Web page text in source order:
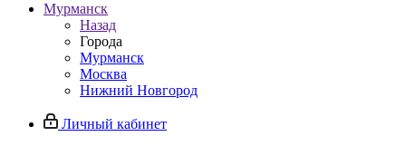
Мурманск
Назад
Города
Мурманск
Москва
Нижний Новгород
Личный кабинет